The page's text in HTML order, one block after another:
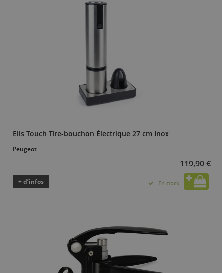
Elis Touch Tire-bouchon Électrique 27 cm Inox
Peugeot
119,90 €
+ d’infos En stock